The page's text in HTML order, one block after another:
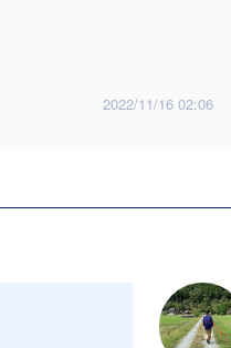
2022/11/16 02:06